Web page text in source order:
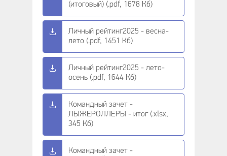
(итоговый) (.pdf, 1678 Кб)
Личный рейтинг2025 - весна-
лето (.pdf, 1451 Кб)
Личный рейтинг2025 - лето-
осень (.pdf, 1644 Кб)
Командный зачет -
ЛЫЖЕРОЛЛЕРЫ - итог (.xlsx,
345 Кб)
Командный зачет -